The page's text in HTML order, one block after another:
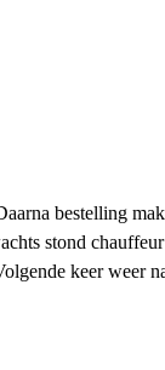
bestelling
stond
keer weer